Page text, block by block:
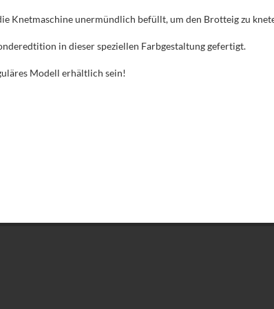
Knetmaschine unermündlich befüllt, um den Brotteig zu
in dieser speziellen Farbgestaltung gefertigt.
Modell erhältlich sein!